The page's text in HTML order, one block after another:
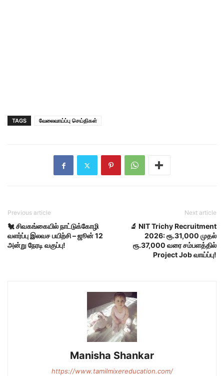
TAGS வேலைவாய்ப்பு செய்திகள்
Previous article
🐔 சிவகங்கையில் நாட்டுக்கோழி
வளர்ப்பு இலவச பயிற்சி – ஜூன் 12
அன்று நேரடி வகுப்பு!
Next article
🔬 NIT Trichy Recruitment
2026: ரூ.31,000 முதல்
ரூ.37,000 வரை சம்பளத்தில்
Project Job வாய்ப்பு!
Manisha Shankar
https://www.tamilmixereducation.com/